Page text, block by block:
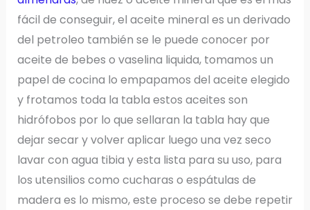
fácil de conseguir, el aceite mineral es un derivado
del petroleo también se le puede conocer por
aceite de bebes o vaselina liquida, tomamos un
papel de cocina lo empapamos del aceite elegido
y frotamos toda la tabla estos aceites son
hidrófobos por lo que sellaran la tabla hay que
dejar secar y volver aplicar luego una vez seco
lavar con agua tibia y esta lista para su uso, para
los utensilios como cucharas o espátulas de
madera es lo mismo, este proceso se debe repetir